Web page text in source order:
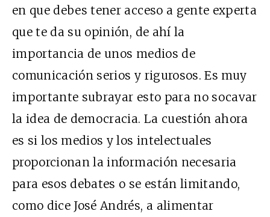
en que debes tener acceso a gente experta
que te da su opinión, de ahí la
importancia de unos medios de
comunicación serios y rigurosos. Es muy
importante subrayar esto para no socavar
la idea de democracia. La cuestión ahora
es si los medios y los intelectuales
proporcionan la información necesaria
para esos debates o se están limitando,
como dice José Andrés, a alimentar